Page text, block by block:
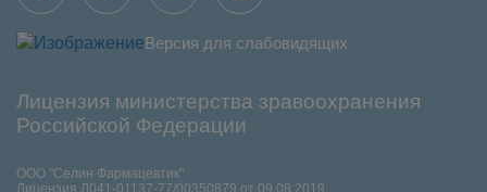
Версия для слабовидящих
Лицензия министерства зравоохранения
Российской Федерации
ООО "Селин Фармацевтик"
Лицензия Л041-01137-77/00350879 от 09.08.2019